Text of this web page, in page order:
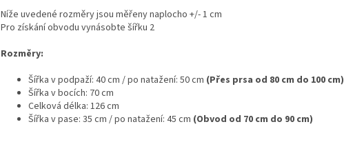
Níže uvedené rozměry jsou měřeny naplocho +/- 1 cm
Pro získání obvodu vynásobte šířku 2
Rozměry:
Šířka v podpaží: 40 cm / po natažení: 50 cm (Přes prsa od 80 cm do 100 cm)
Šířka v bocích: 70 cm
Celková délka: 126 cm
Šířka v pase: 35 cm / po natažení: 45 cm (Obvod od 70 cm do 90 cm)